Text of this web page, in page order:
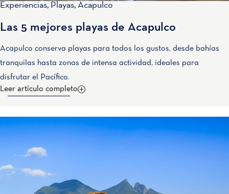
Experiencias, Playas, Acapulco
Las 5 mejores playas de Acapulco
Acapulco conserva playas para todos los gustos, desde bahías
tranquilas hasta zonas de intensa actividad, ideales para
disfrutar el Pacífico.
Leer artículo completo